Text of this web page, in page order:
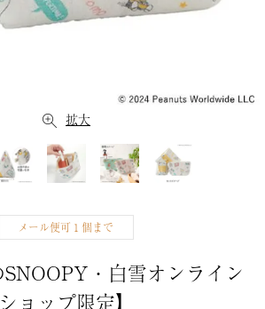
拡大
メール便可１個まで
SNOOPY・白雪オンライン
ショップ限定】